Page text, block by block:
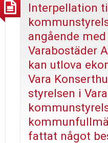
Interpellation
angående
Varabostäder
kan utlova
Vara
styrelsen i
fattat något